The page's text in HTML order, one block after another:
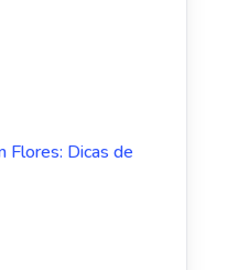
Flores: Dicas de